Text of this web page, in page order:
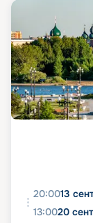
20:0013
13:0020